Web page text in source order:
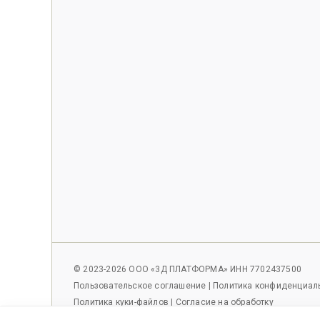
© 2023-2026 ООО «3Д ПЛАТФОРМА» ИНН 7702437500
Пользовательское соглашение | Политика
Политика куки-файлов | Согласие на обработку